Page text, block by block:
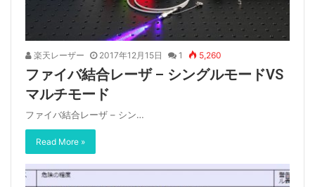
楽天レーザー 2017年12月15日 1 5,260
ファイバ結合レーザ – シングルモードVS
マルチモード
ファイバ結合レーザ – シン…
Read More »